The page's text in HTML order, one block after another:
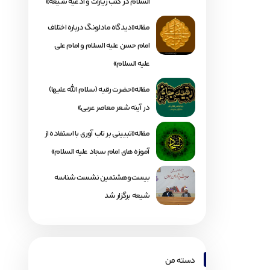
مقاله«دیدگاه مادلونگ درباره اختلاف
امام حسن علیه السلام و امام علی
علیه السلام»
مقاله«حضرت رقیه (سلام الله علیها)
در آینه شعر معاصر عربی»
مقاله«تبیینی بر تاب آوری با استفاده از
آموزه های امام سجاد علیه السلام»
بیست‌وهشتمین نشست شناسه
شیعه برگزار شد
دسته من